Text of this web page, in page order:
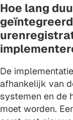
Hoe lang
De
afhankelijk van
systemen en de
moet worden.